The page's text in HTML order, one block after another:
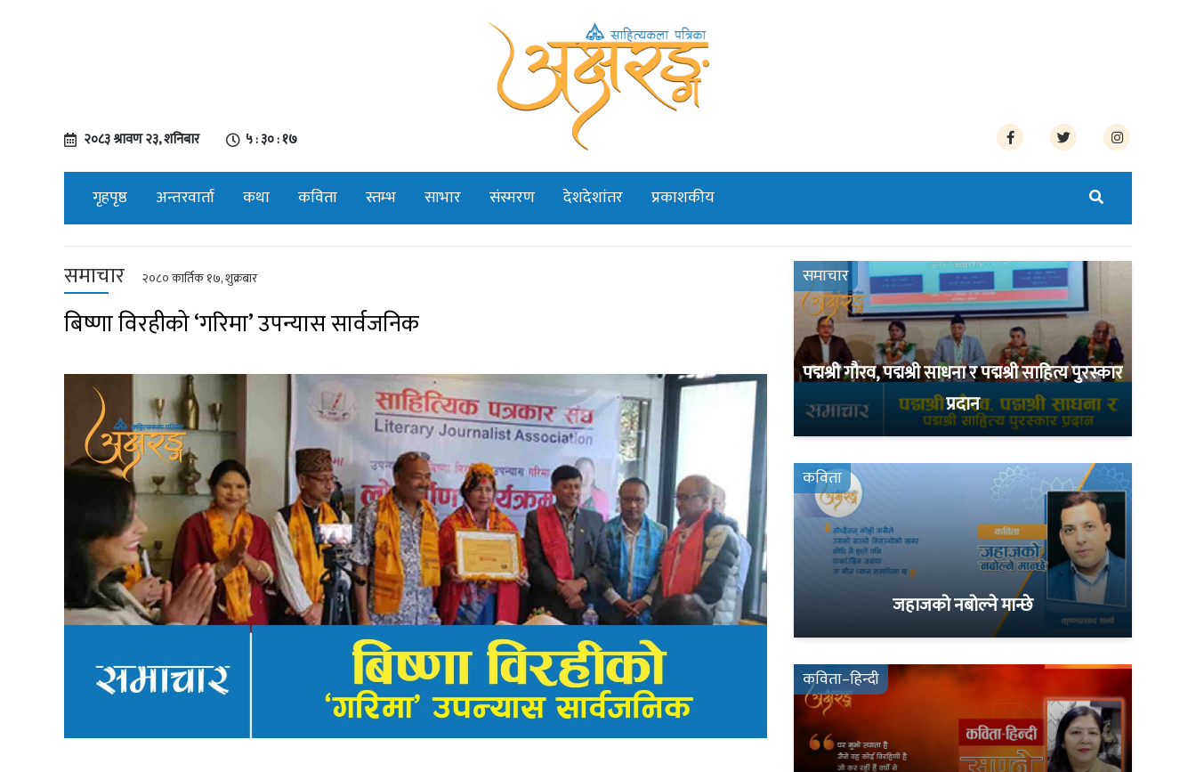
२०८३ श्रावण २३, शनिबार ५ : ३० : १८
गृहपृष्ठ अन्तरवार्ता कथा कविता स्तम्भ साभार संस्मरण देशदेशांतर प्रकाशकीय
समाचार २०८० कार्तिक १७, शुक्रबार
बिष्णा विरहीको ‘गरिमा’ उपन्यास सार्वजनिक
समाचार
पद्मश्री गौरव, पद्मश्री साधना र पद्मश्री साहित्य पुरस्कार
प्रदान
कविता
जहाजको नबोल्ने मान्छे
कविता–हिन्दी